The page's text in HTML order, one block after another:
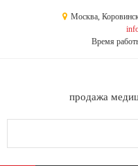
Москва,
Время
продажа